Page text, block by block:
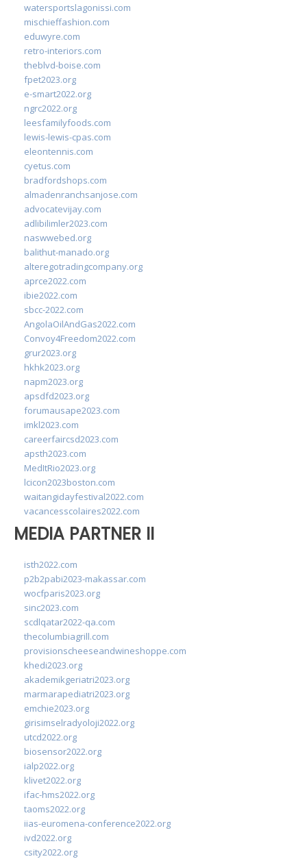
watersportslagonissi.com
mischieffashion.com
eduwyre.com
retro-interiors.com
theblvd-boise.com
fpet2023.org
e-smart2022.org
ngrc2022.org
leesfamilyfoods.com
lewis-lewis-cpas.com
eleontennis.com
cyetus.com
bradfordshops.com
almadenranchsanjose.com
advocatevijay.com
adlibilimler2023.com
naswwebed.org
balithut-manado.org
alteregotradingcompany.org
aprce2022.com
ibie2022.com
sbcc-2022.com
AngolaOilAndGas2022.com
Convoy4Freedom2022.com
grur2023.org
hkhk2023.org
napm2023.org
apsdfd2023.org
forumausape2023.com
imkl2023.com
careerfaircsd2023.com
apsth2023.com
MedItRio2023.org
lcicon2023boston.com
waitangidayfestival2022.com
vacancesscolaires2022.com
MEDIA PARTNER II
isth2022.com
p2b2pabi2023-makassar.com
wocfparis2023.org
sinc2023.com
scdlqatar2022-qa.com
thecolumbiagrill.com
provisionscheeseandwineshoppe.com
khedi2023.org
akademikgeriatri2023.org
marmarapediatri2023.org
emchie2023.org
girisimselradyoloji2022.org
utcd2022.org
biosensor2022.org
ialp2022.org
klivet2022.org
ifac-hms2022.org
taoms2022.org
iias-euromena-conference2022.org
ivd2022.org
csity2022.org